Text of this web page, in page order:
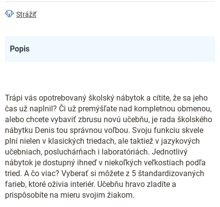
Strážiť
Popis
Trápi vás opotrebovaný školský nábytok a cítite, že sa jeho
čas už naplnil? Či už premýšľate nad kompletnou obmenou,
alebo chcete vybaviť zbrusu novú učebňu, je rada školského
nábytku Denis tou správnou voľbou. Svoju funkciu skvele
plní nielen v klasických triedach, ale taktiež v jazykových
učebniach, posluchárňach i laboratóriách. Jednotlivý
nábytok je dostupný ihneď v niekoľkých veľkostiach podľa
tried. A čo viac? Vyberať si môžete z 5 štandardizovaných
farieb, ktoré oživia interiér. Učebňu hravo zladíte a
prispôsobíte na mieru svojim žiakom.